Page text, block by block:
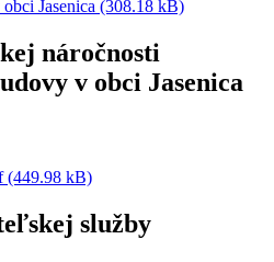
Jasenica (308.18 kB)
náročnosti
v obci Jasenica
(449.98 kB)
služby